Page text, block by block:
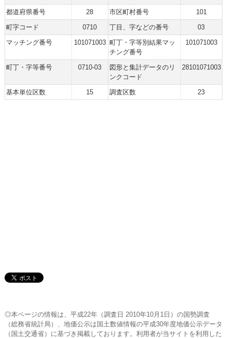
都道府県番号
28 市区町村番号
101
町字コード
0710 丁目、字などの番号
03
マッチング番号
101071003 町丁・字等別結果マッ
チング番号
101071003
町丁・字等番号 0710-03
図形と集計データのリ
ンクコード
28101071003
基本単位区数 15 調査区数 23
◎本ページの情報は、平成22年（調査日 2010年10月1日）の国勢調査
（総務省統計局）、地価公示は国土数値情報の平成30年度地価公示データ
（国土交通省）に基づき掲載しております。利用者が当サイトを利用した